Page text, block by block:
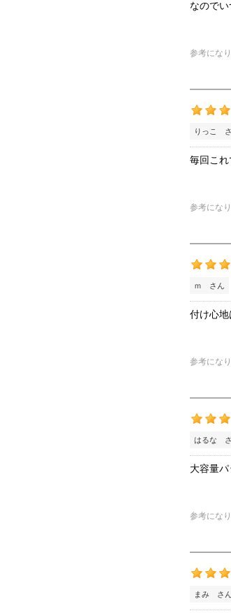
なので
参考にな
りっこ
毎回これ
参考にな
ｍ さん
付け心
参考にな
はるな
大容量パ
参考にな
まみ さん